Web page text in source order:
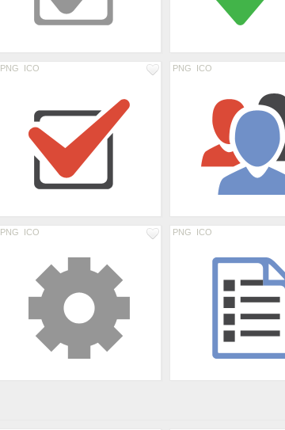
PNG ICO PNG ICO
PNG ICO PNG ICO